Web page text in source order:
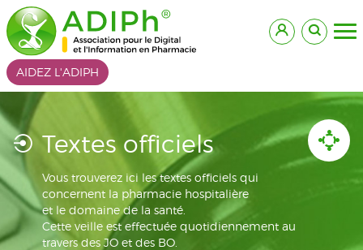
AIDEZ L'ADIPH
Textes officiels
Vous trouverez ici les textes officiels qui
concernent la pharmacie hospitalière
et le domaine de la santé.
Cette veille est effectuée quotidiennement au
travers des JO et des BO.